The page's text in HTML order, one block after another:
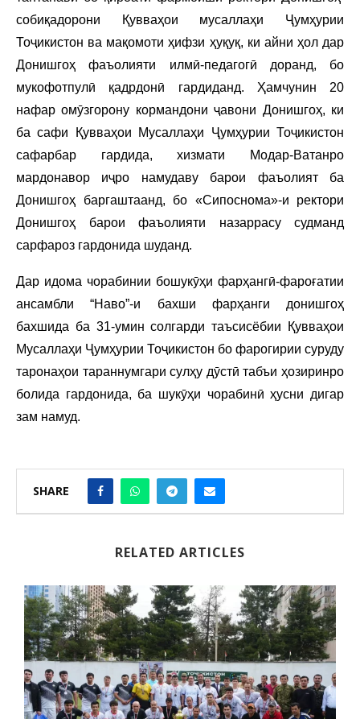
собиқадорони Қувваҳои мусаллаҳи Ҷумҳурии
Тоҷикистон ва мақомоти ҳифзи ҳуқуқ, ки айни ҳол дар
Донишгоҳ фаъолияти илмӣ-педагогӣ доранд, бо
мукофотпулӣ қадрдонӣ гардиданд. Ҳамчунин 20
нафар омӯзгорону кормандони ҷавони Донишгоҳ, ки
ба сафи Қувваҳои Мусаллаҳи Ҷумҳурии Тоҷикистон
сафарбар гардида, хизмати Модар-Ватанро
мардонавор иҷро намудаву барои фаъолият ба
Донишгоҳ баргаштаанд, бо «Сипоснома»-и ректори
Донишгоҳ барои фаъолияти назаррасу судманд
сарфароз гардонида шуданд.
Дар идома чорабинии бошукӯҳи фарҳангӣ-фароғатии
ансамбли “Наво”-и бахши фарҳанги донишгоҳ
бахшида ба 31-умин солгарди таъсисёбии Қувваҳои
Мусаллаҳи Ҷумҳурии Тоҷикистон бо фарогирии суруду
таронаҳои тараннумгари сулҳу дӯстӣ табъи ҳозиринро
болида гардонида, ба шукӯҳи чорабинӣ ҳусни дигар
зам намуд.
SHARE
RELATED ARTICLES